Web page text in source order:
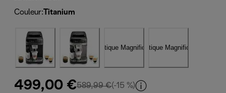
Couleur:Titanium
499,00 €589,99 €prix original 589,99 €
(-15 %)